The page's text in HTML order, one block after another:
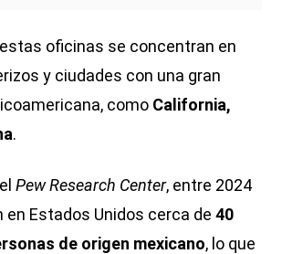
oficinas se concentran en
y ciudades con una gran
como California,
.
Pew Research Center, entre 2024
en Estados Unidos cerca de40
de origen mexicano, lo que